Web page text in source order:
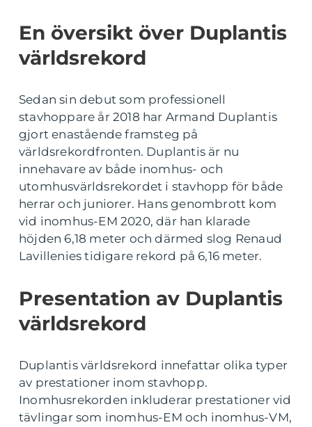
En översikt över Duplantis
världsrekord
Sedan sin debut som professionell
stavhoppare år 2018 har Armand Duplantis
gjort enastående framsteg på
världsrekordfronten. Duplantis är nu
innehavare av både inomhus- och
utomhusvärldsrekordet i stavhopp för både
herrar och juniorer. Hans genombrott kom
vid inomhus-EM 2020, där han klarade
höjden 6,18 meter och därmed slog Renaud
Lavillenies tidigare rekord på 6,16 meter.
Presentation av Duplantis
världsrekord
Duplantis världsrekord innefattar olika typer
av prestationer inom stavhopp.
Inomhusrekorden inkluderar prestationer vid
tävlingar som inomhus-EM och inomhus-VM,